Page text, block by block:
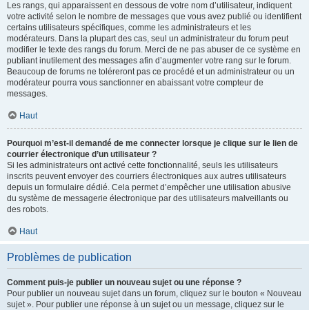
Les rangs, qui apparaissent en dessous de votre nom d’utilisateur, indiquent
votre activité selon le nombre de messages que vous avez publié ou identifient
certains utilisateurs spécifiques, comme les administrateurs et les
modérateurs. Dans la plupart des cas, seul un administrateur du forum peut
modifier le texte des rangs du forum. Merci de ne pas abuser de ce système en
publiant inutilement des messages afin d’augmenter votre rang sur le forum.
Beaucoup de forums ne toléreront pas ce procédé et un administrateur ou un
modérateur pourra vous sanctionner en abaissant votre compteur de
messages.
Haut
Pourquoi m’est-il demandé de me connecter lorsque je clique sur le lien de
courrier électronique d’un utilisateur ?
Si les administrateurs ont activé cette fonctionnalité, seuls les utilisateurs
inscrits peuvent envoyer des courriers électroniques aux autres utilisateurs
depuis un formulaire dédié. Cela permet d’empêcher une utilisation abusive
du système de messagerie électronique par des utilisateurs malveillants ou
des robots.
Haut
Problèmes de publication
Comment puis-je publier un nouveau sujet ou une réponse ?
Pour publier un nouveau sujet dans un forum, cliquez sur le bouton « Nouveau
sujet ». Pour publier une réponse à un sujet ou un message, cliquez sur le